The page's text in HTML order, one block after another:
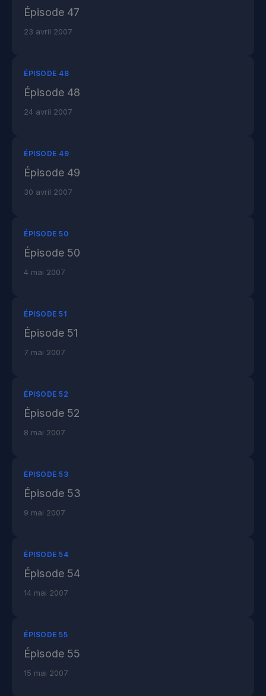
Épisode 47
23 avril 2007
ÉPISODE 48
Épisode 48
24 avril 2007
ÉPISODE 49
Épisode 49
30 avril 2007
ÉPISODE 50
Épisode 50
4 mai 2007
ÉPISODE 51
Épisode 51
7 mai 2007
ÉPISODE 52
Épisode 52
8 mai 2007
ÉPISODE 53
Épisode 53
9 mai 2007
ÉPISODE 54
Épisode 54
14 mai 2007
ÉPISODE 55
Épisode 55
15 mai 2007